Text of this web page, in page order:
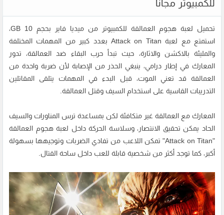
للكمبيوتر مجانًا
تحميل لعبة هجوم العمالقة
للكمبيوتر من ميديا فاير بحجم 10 GB،
استمتع مع لعبة Attack on Titan بعدد كبير من المهمات المختلفة
والمليئة بالاكشن والاثارة، حيث تبدأ حرب البقاء ضد العمالقة، تدور
المعارك في إطار درامي، ينبغي الحذر من الإصابة لأن ضربة واحدة من
العمالقة قد تعني الموت، قبل البدء في المهمات يتلقى المقاتلين
التدريبات القاسية على استخدام السيف وقتل العمالقة.
المعارك مع العمالقة غير متكافئة لكن بمساعدة ترس المناورات والسيف
الحاد يمكن تحقيق الانتصار، وسلاسة الحركة داخل لعبة هجوم العمالقة
"Attack on Titan" تمكن اللاعب من تفادي الضربات وتوجيهها بسهولة
أكبر، كما توجد أكثر من شخصية قابلة للعب داخل ساحة القتال.